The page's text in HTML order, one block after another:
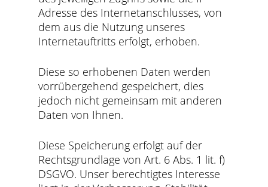
Adresse des Internetanschlusses, von
dem aus die Nutzung unseres
Internetauftritts erfolgt, erhoben.
Diese so erhobenen Daten werden
vorrübergehend gespeichert, dies
jedoch nicht gemeinsam mit anderen
Daten von Ihnen.
Diese Speicherung erfolgt auf der
Rechtsgrundlage von Art. 6 Abs. 1 lit. f)
DSGVO. Unser berechtigtes Interesse